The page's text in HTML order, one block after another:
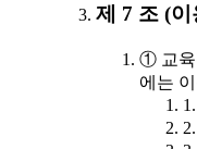
제 7 조 (
① 교육
에는